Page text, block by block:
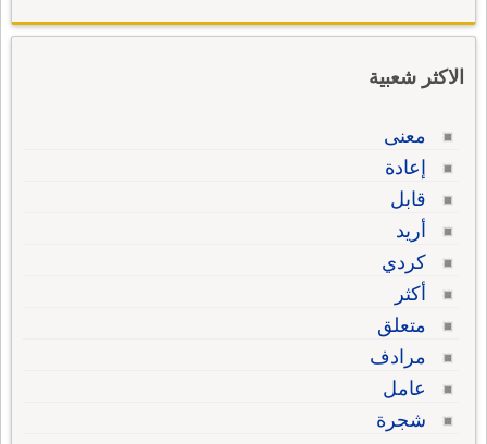
الاكثر شعبية
معنى
إعادة
قابل
أريد
كردي
أكثر
متعلق
مرادف
عامل
شجرة